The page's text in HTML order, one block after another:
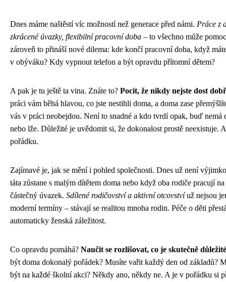
Dnes máme naštěstí víc možností než generace před námi. Práce z
zkrácené úvazky, flexibilní pracovní doba – to všechno může
zároveň to přináší nové dilema: kde končí pracovní doba, když
v obýváku? Kdy vypnout telefon a být opravdu přítomní dětem?
A pak je tu ještě ta vina. Znáte to? Pocit, že nikdy nejste dost
práci vám běhá hlavou, co jste nestihli doma, a doma zase
vás v práci neobejdou. Není to snadné a kdo tvrdí opak, buď nemá
nebo lže. Důležité je uvědomit si, že dokonalost prostě neexistuje.
pořádku.
Zajímavé je, jak se mění i pohled společnosti. Dnes už není
táta zůstane s malým dítětem doma nebo když oba rodiče pracují na
částečný úvazek. Sdílené rodičovství a aktivní otcovstvíuž nejsou
moderní termíny – stávají se realitou mnoha rodin. Péče o děti
automaticky ženská záležitost.
Co opravdu pomáhá? Naučit se rozlišovat, co je skutečně důležité
být doma dokonalý pořádek? Musíte vařit každý den od základů?
být na každé školní akci? Někdy ano, někdy ne. A je v pořádku si